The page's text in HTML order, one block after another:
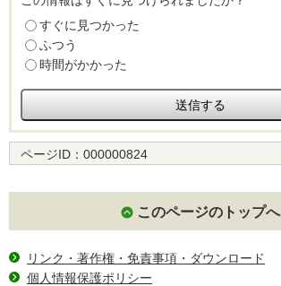
すぐに見つかった
ふつう
時間がかかった
ページID： 000000824
このページのトップへ
リンク・著作権・免責事項・ダウンロード
個人情報保護ポリシー